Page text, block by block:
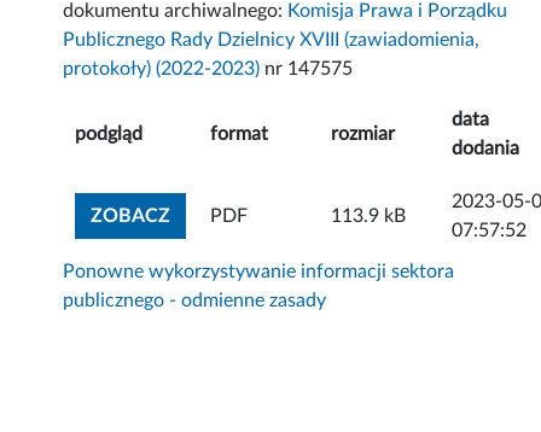
dokumentu archiwalnego: Komisja Prawa i Porządku
Publicznego Rady Dzielnicy XVIII (zawiadomienia,
protokoły) (2022-2023) nr 147575
podgląd format rozmiar
data
dodania
ZOBACZZOBACZ ZAŁĄCZNIK
PDF 113.9 kB
2023-05-
07:57:52
Ponowne wykorzystywanie informacji sektora
publicznego - odmienne zasady